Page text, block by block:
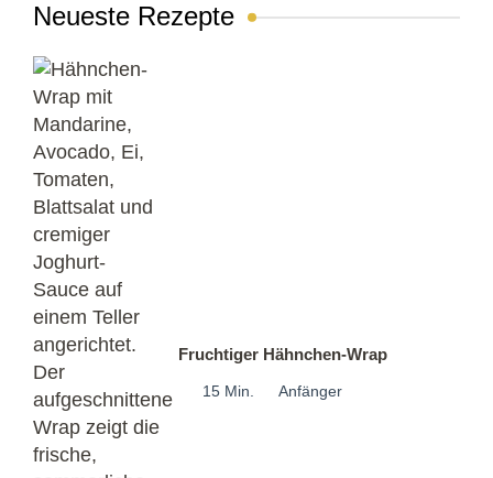
Neueste Rezepte
Fruchtiger Hähnchen-Wrap
15 Min. Anfänger